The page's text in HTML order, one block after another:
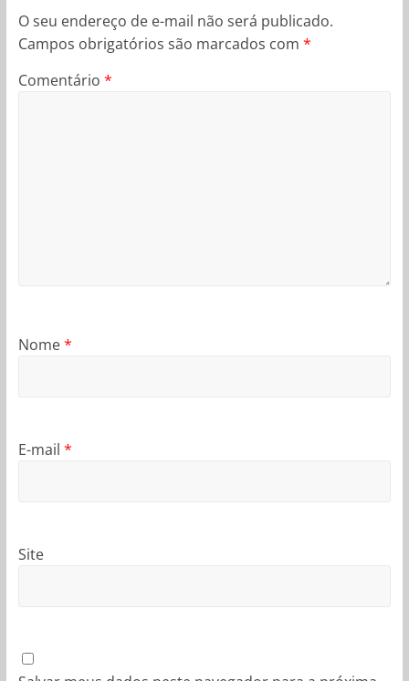
O seu endereço de e-mail não será publicado.
Campos obrigatórios são marcados com *
Comentário *
Nome*
E-mail *
Site